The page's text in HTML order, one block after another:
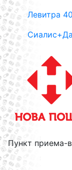
Левитра
Пункт приема-